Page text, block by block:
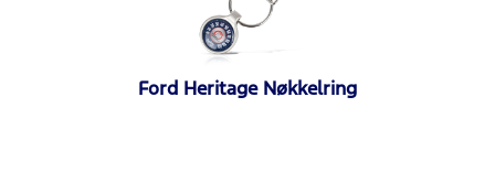
Ford Heritage Nøkkelring